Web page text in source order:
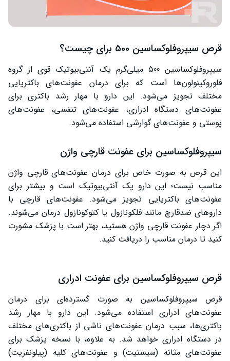
قرص سیپروفلوکساسین 500 برای چیست؟
سیپروفلوکساسین 500 میلی‌گرم یک آنتی‌بیوتیک قوی از گروه
فلوروکینولون‌ها است که برای درمان عفونت‌های باکتریایی
مختلف تجویز می‌شود. این دارو با مهار رشد باکتری برای
عفونت‌های دستگاه ادراری، عفونت‌های تنفسی، عفونت‌های
پوستی و عفونت‌های گوارشی استفاده می‌شود.
سیپروفلوکساسین برای عفونت قارچی واژن
این قرص به صورت خاص برای درمان عفونت‌های قارچی واژن
مناسب نیست؛ این دارو یک آنتی‌بیوتیک است و بیشتر برای
عفونت‌های باکتریایی تجویز می‌شود. عفونت‌های قارچی با
داروهای ضدقارچ مانند فلکونازول یا کتوکونازول درمان می‌شوند.
اگر دچار عفونت قارچی واژن هستید، بهتر است با پزشک مشورت
کنید تا درمان مناسب را دریافت کنید.
قرص سیپروفلوکساسین برای عفونت ادراری
قرص سیپروفلوکساسین به صورت گسترده‌ای برای درمان
عفونت‌های ادراری استفاده می‌شود. این دارو با مهار رشد
باکتری‌ها، سبب درمان عفونت‌های ناشی از باکتری‌های مختلف
در دستگاه ادراری خواهد شد. به علاوه، با نسخه پزشک برای
عفونت‌های مثانه (سیستیت) و عفونت‌های کلیه (پیلونفریت)